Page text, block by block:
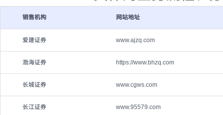
销售机构 网站地址
爱建证券 www.ajzq.com
渤海证券 https://www.bhzq.com
长城证券 www.cgws.com
长江证券 www.95579.com